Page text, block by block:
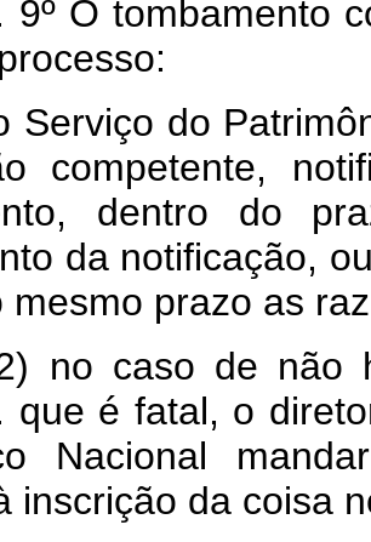
9º O tombamento
Serviço do
competente,
dentro do
da notificação,
mesmo prazo as
no caso de não
que é fatal, o
Nacional
inscrição da coisa